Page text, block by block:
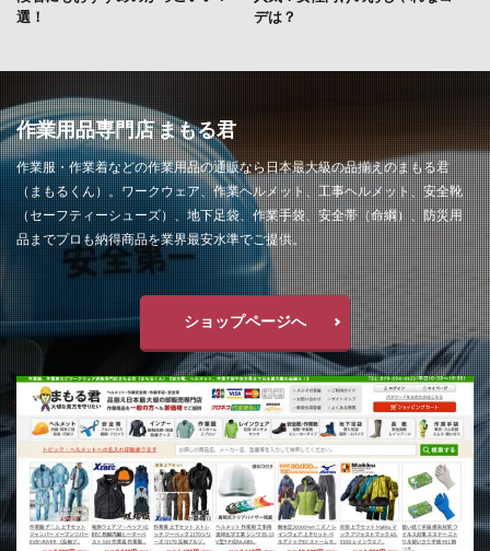
選！
デは？
作業用品専門店 まもる君
作業服・作業着などの作業用品の通販なら日本最大級の品揃えのまもる君
（まもるくん）。ワークウェア、作業ヘルメット、工事ヘルメット、安全靴
（セーフティーシューズ）、地下足袋、作業手袋、安全帯（命綱）、防災用
品までプロも納得商品を業界最安水準でご提供。
ショップページへ